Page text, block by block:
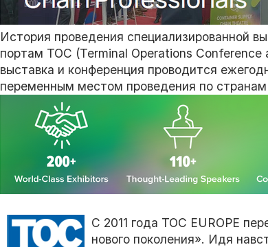
История проведения специализированной
портам TOC (Terminal Operations
выставка и конференция проводится
переменным местом проведения по странам
С 2011 года TOC EUROPE
нового поколения». Идя